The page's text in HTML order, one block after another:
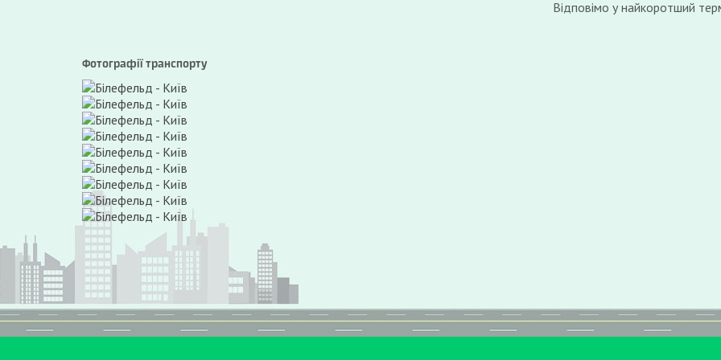
Відповімо у найкоротший
Фотографії транспорту